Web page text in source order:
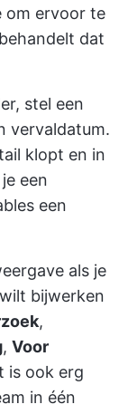
om ervoor te
dat
stel een
vervaldatum.
klopt en in
een
een
als je
bijwerken
,
, Voor
is ook erg
in één